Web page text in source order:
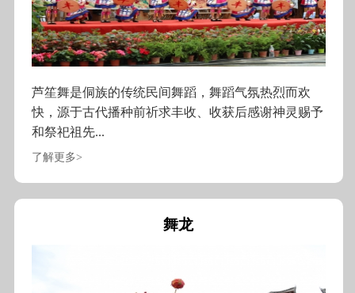
芦笙舞是侗族的传统民间舞蹈，舞蹈气氛热烈而欢
快，源于古代播种前祈求丰收、收获后感谢神灵赐予
和祭祀祖先...
了解更多>
舞龙